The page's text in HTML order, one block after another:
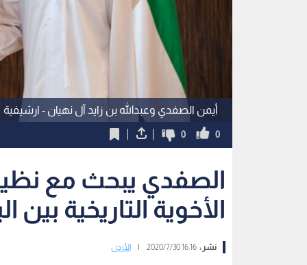
أيمن الصفدي وعبدالله بن زايد آل نهيان - ارشيفية
0
0
الصفدي يبحث مع
الأخوية التاريخية بين
نشر :16:16 2020/7/30 الأردن